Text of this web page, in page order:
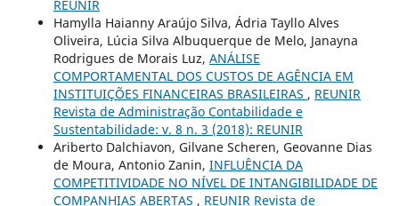
REUNIR
Hamylla Haianny Araújo Silva, Ádria Tayllo Alves
Oliveira, Lúcia Silva Albuquerque de Melo, Janayna
Rodrigues de Morais Luz, ANÁLISE
COMPORTAMENTAL DOS CUSTOS DE AGÊNCIA EM
INSTITUIÇÕES FINANCEIRAS BRASILEIRAS , REUNIR
Revista de Administração Contabilidade e
Sustentabilidade: v. 8 n. 3 (2018): REUNIR
Ariberto Dalchiavon, Gilvane Scheren, Geovanne Dias
de Moura, Antonio Zanin, INFLUÊNCIA DA
COMPETITIVIDADE NO NÍVEL DE INTANGIBILIDADE DE
COMPANHIAS ABERTAS , REUNIR Revista de